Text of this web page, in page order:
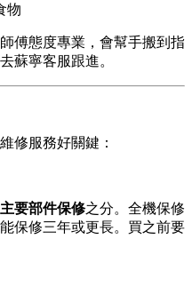
物
傅態度專業，會幫手搬到指
蘇寧客服跟進。
修服務好關鍵：
主要部件保修之分。全機保修
保修三年或更長。買之前要